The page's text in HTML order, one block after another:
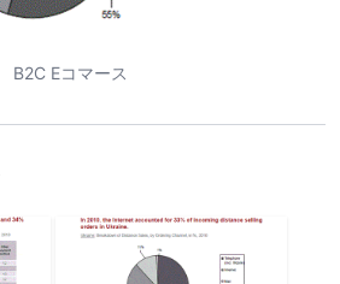
B2C Eコマース